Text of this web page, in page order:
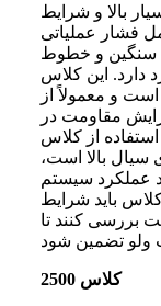
بسیار بالا و شرایط
فشار عملیاتی
صنایع سنگین و خطوط
دارد. این کلاس
و معمولاً از
مقاومت در
از کلاس
سیال بالا است،
عملکرد سیستم
باید شرایط
بررسی کنند تا
کلاس 2500